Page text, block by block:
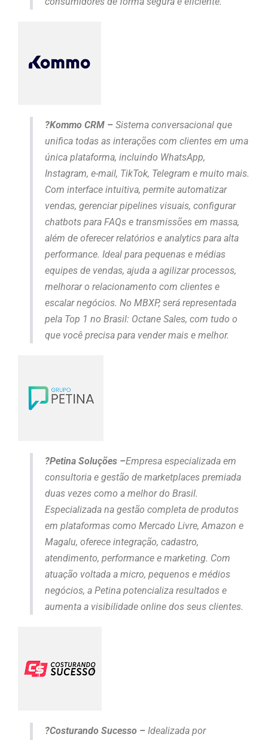
?Kommo CRM – Sistema conversacional que
unifica todas as interações com clientes em uma
única plataforma, incluindo WhatsApp,
Instagram, e-mail, TikTok, Telegram e muito mais.
Com interface intuitiva, permite automatizar
vendas, gerenciar pipelines visuais, configurar
chatbots para FAQs e transmissões em massa,
além de oferecer relatórios e analytics para alta
performance. Ideal para pequenas e médias
equipes de vendas, ajuda a agilizar processos,
melhorar o relacionamento com clientes e
escalar negócios. No MBXP, será representada
pela Top 1 no Brasil: Octane Sales, com tudo o
que você precisa para vender mais e melhor.
?Petina Soluções –Empresa especializada em
consultoria e gestão de marketplaces premiada
duas vezes como a melhor do Brasil.
Especializada na gestão completa de produtos
em plataformas como Mercado Livre, Amazon e
Magalu, oferece integração, cadastro,
atendimento, performance e marketing. Com
atuação voltada a micro, pequenos e médios
negócios, a Petina potencializa resultados e
aumenta a visibilidade online dos seus clientes.
?Costurando Sucesso – Idealizada por